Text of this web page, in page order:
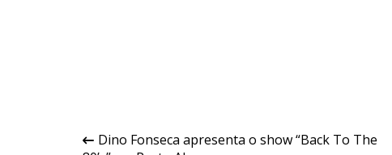
Navegação
Dino Fonseca apresenta o show “Back To The